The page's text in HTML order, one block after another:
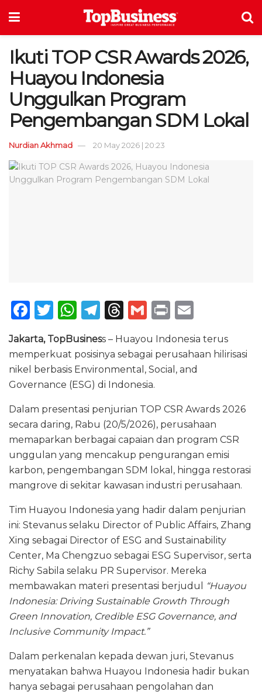
Ikuti TOP CSR Awards 2026,
Huayou Indonesia
Unggulkan Program
Pengembangan SDM Lokal
Nurdian Akhmad 20 May 2026 | 20:23
F
c
e
b
o
o
k
T
it
te
r
W
h
a
ts
A
p
p
T
e
g
ra
m
T
re
a
d
s
G
ai
l
P
n
t
ai
l
Jakarta, TopBusiness – Huayou Indonesia terus
memperkuat posisinya sebagai perusahaan hilirisasi
nikel berbasis Environmental, Social, and
Governance (ESG) di Indonesia.
Dalam presentasi penjurian TOP CSR Awards 2026
secara daring, Rabu (20/5/2026), perusahaan
memaparkan berbagai capaian dan program CSR
unggulan yang mencakup pengurangan emisi
karbon, pengembangan SDM lokal, hingga restorasi
mangrove di sekitar kawasan industri perusahaan.
Tim Huayou Indonesia yang hadir dalam penjurian
ini: Stevanus selaku Director of Public Affairs, Zhang
Xing sebagai Director of ESG and Sustainability
Center, Ma Chengzuo sebagai ESG Supervisor, serta
Richy Sabila selaku PR Supervisor. Mereka
membawakan materi presentasi berjudul
“Huayou
Indonesia: Driving Sustainable Growth Through
Green Innovation, Credible ESG Governance, and
Inclusive Community Impact.”
Dalam perkenalan kepada dewan juri, Stevanus
menyatakan bahwa Huayou Indonesia hadir bukan
hanya sebagai perusahaan pengolahan dan